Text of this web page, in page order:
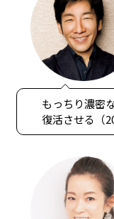
もっちり濃密
復活させる（